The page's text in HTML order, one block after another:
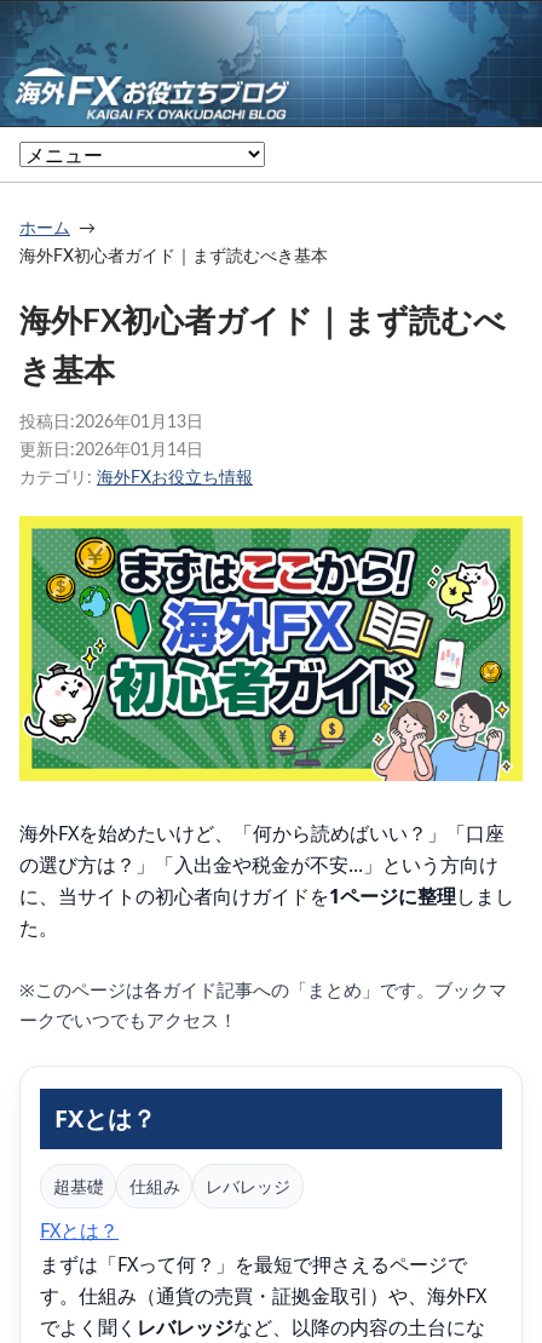
ホーム
海外FX初心者ガイド｜まず読むべき基本
海外FX初心者ガイド｜まず読むべ
き基本
投稿日:2026年01月13日
更新日:2026年01月14日
カテゴリ: 海外FXお役立ち情報
海外FXを始めたいけど、「何から読めばいい？」「口座
の選び方は？」「入出金や税金が不安...」という方向け
に、当サイトの初心者向けガイドを1ページに整理しまし
た。
※このページは各ガイド記事への「まとめ」です。ブックマ
ークでいつでもアクセス！
FXとは？
超基礎 仕組み レバレッジ
FXとは？
まずは「FXって何？」を最短で押さえるページで
す。仕組み（通貨の売買・証拠金取引）や、海外FX
でよく聞く レバレッジなど、以降の内容の土台にな